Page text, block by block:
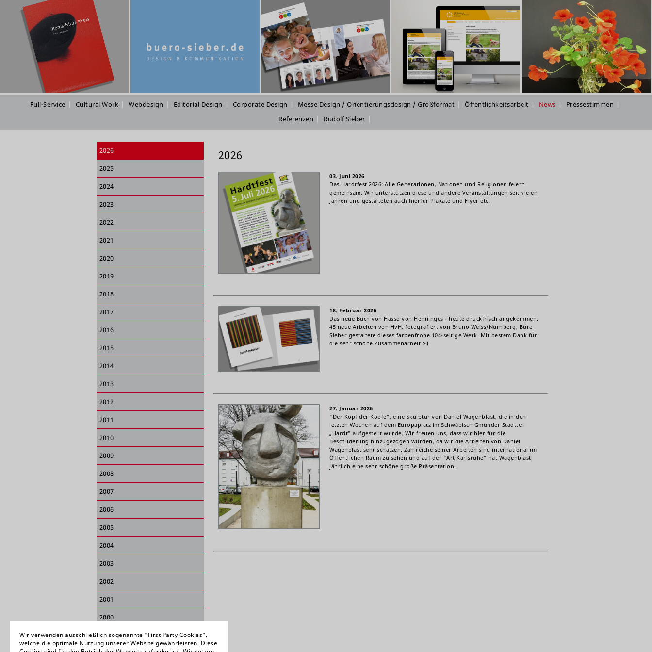
Full-Service Cultural Work Webdesign Editorial Design Corporate Design Messe Design / Orientierungsdesign / Großformat Öffentlichkeitsarbeit News
Pressestimmen
Referenzen
Rudolf Sieber
2026
2025
2024
2023
2022
2021
2020
2019
2018
2017
2016
2015
2014
2013
2012
2011
2010
2009
2008
2007
2006
2005
2004
2003
2002
2001
2000
1999
2026
03. Juni 2026
Das Hardtfest 2026: Alle Generationen, Nationen und Religionen feiern
gemeinsam. Wir unterstützen diese und andere Veranstaltungen seit vielen
Jahren und gestalteten auch hierfür Plakate und Flyer etc.
18. Februar 2026
Das neue Buch von Hasso von Henninges - heute druckfrisch angekommen.
45 neue Arbeiten von HvH, fotografiert von Bruno Weiss/Nürnberg, Büro
Sieber gestaltete dieses farbenfrohe 104-seitige Werk. Mit bestem Dank für
die sehr schöne Zusammenarbeit :-)
27. Januar 2026
"Der Kopf der Köpfe“, eine Skulptur von Daniel Wagenblast, die in den
letzten Wochen auf dem Europaplatz im Schwäbisch Gmünder Stadtteil
„Hardt" aufgestellt wurde. Wir freuen uns, dass wir hier für die
Beschilderung hinzugezogen wurden, da wir die Arbeiten von Daniel
Wagenblast sehr schätzen. Zahlreiche seiner Arbeiten sind international im
Öffentlichen Raum zu sehen und auf der "Art Karlsruhe“ hat Wagenblast
jährlich eine sehr schöne große Präsentation.
Wir verwenden ausschließlich sogenannte "First Party Cookies“,
welche die optimale Nutzung unserer Website gewährleisten. Diese